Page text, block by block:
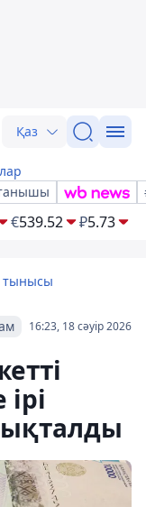
Қаз
€539.52 ₽5.73
тынысы
16:23, 18 сәуір 2026